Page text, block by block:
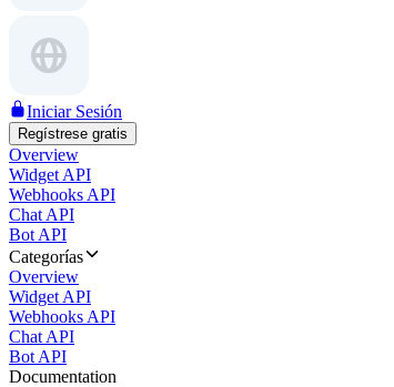
Iniciar Sesión
Regístrese gratis
Overview
Widget API
Webhooks API
Chat API
Bot API
Categorías
Overview
Widget API
Webhooks API
Chat API
Bot API
Documentation